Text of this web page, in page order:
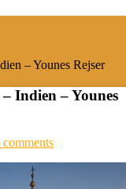
– Younes Rejser
Indien – Younes